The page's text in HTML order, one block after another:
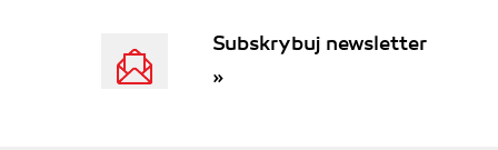
2.6.2. Port Numbers
2.6.3. Sockets
Subskrybuj newsletter
»